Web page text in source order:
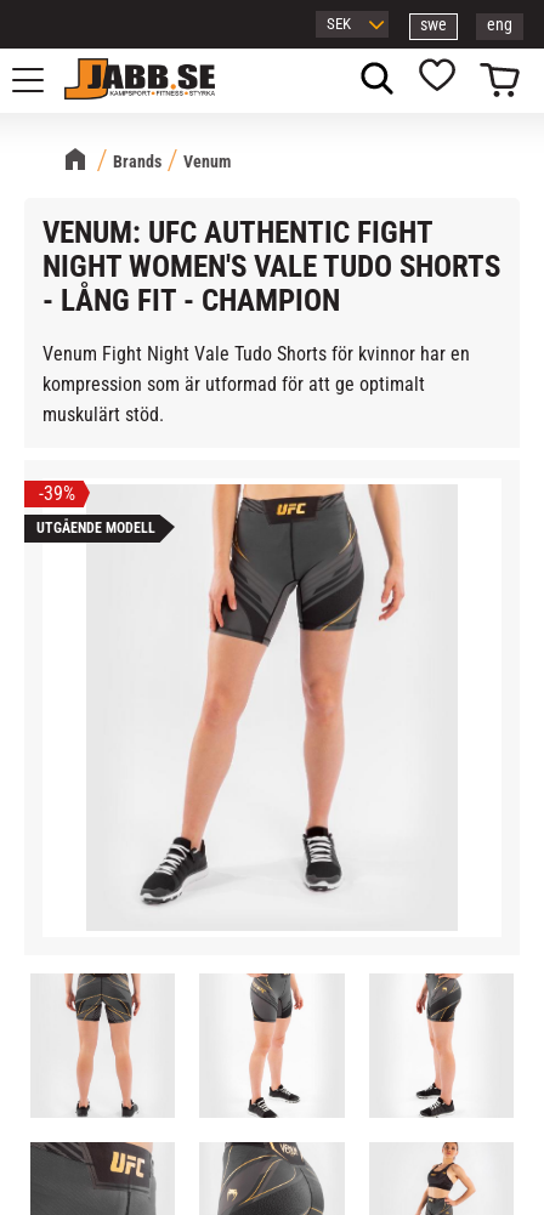
Meny
swe eng
Favoriter
Kundvagn
Brands Venum
VENUM: UFC AUTHENTIC FIGHT
NIGHT WOMEN'S VALE TUDO SHORTS
- LÅNG FIT - CHAMPION
Venum Fight Night Vale Tudo Shorts för kvinnor har en
kompression som är utformad för att ge optimalt
muskulärt stöd.
39%
UTGÅENDE MODELL